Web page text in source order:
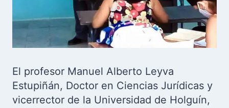
El profesor Manuel Alberto Leyva
Estupiñán, Doctor en Ciencias Jurídicas y
vicerrector de la Universidad de Holguín,